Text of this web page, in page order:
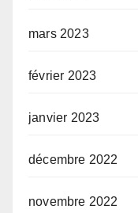
mars 2023
février 2023
janvier 2023
décembre 2022
novembre 2022